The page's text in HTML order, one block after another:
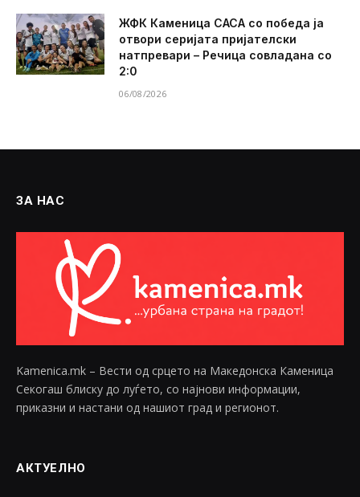
ЖФК Каменица САСА со победа ја
отвори серијата пријателски
натпревари – Речица совладана со
2:0
06/08/2026
ЗА НАС
Kamenica.mk – Вести од срцето на Македонска Каменица
Секогаш блиску до луѓето, со најнови информации,
приказни и настани од нашиот град и регионот.
АКТУЕЛНО